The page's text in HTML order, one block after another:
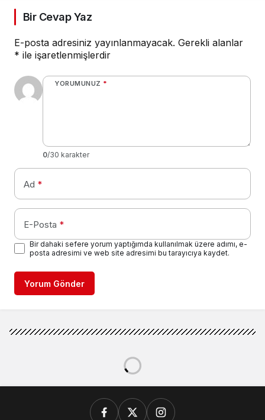
Bir Cevap Yaz
E-posta adresiniz yayınlanmayacak. Gerekli alanlar
* ile işaretlenmişlerdir
YORUMUNUZ *
0/30 karakter
Ad *
E-Posta *
Bir dahaki sefere yorum yaptığımda kullanılmak üzere adımı, e-
posta adresimi ve web site adresimi bu tarayıcıya kaydet.
Yorum Gönder